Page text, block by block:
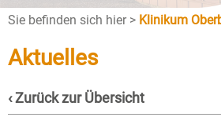
Sie befinden sich hier > Klinikum
Aktuelles
‹ Zurück zur Übersicht